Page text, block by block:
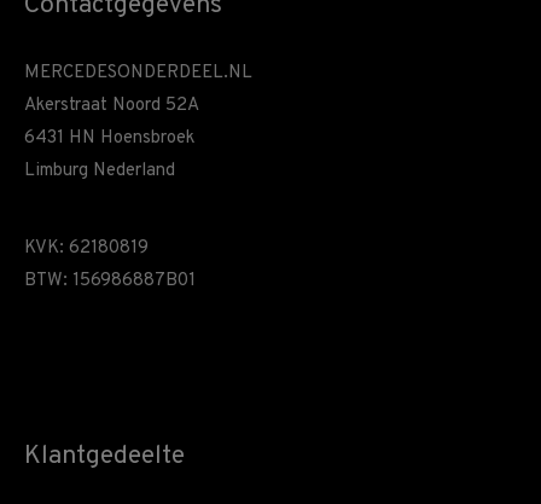
MERCEDESONDERDEEL.NL
Akerstraat Noord 52A
6431 HN Hoensbroek
Limburg Nederland
KVK: 62180819
BTW: 156986887B01
Klantgedeelte